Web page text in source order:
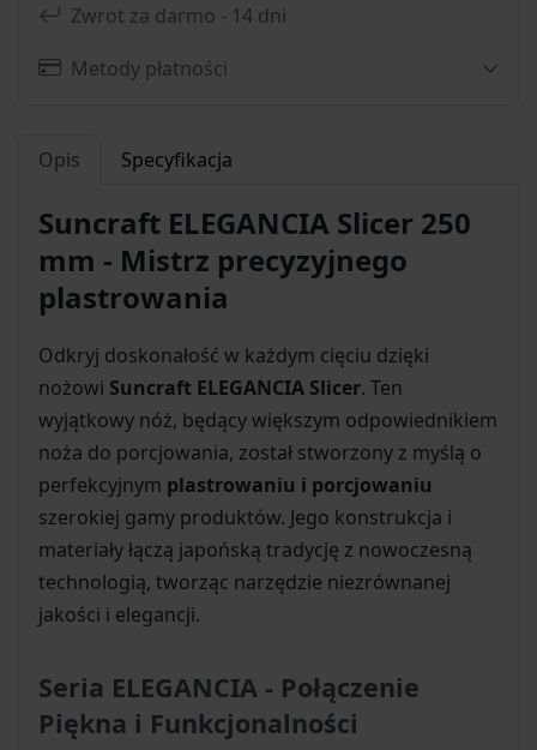
Zwrot za darmo - 14 dni
Metody płatności
Opis Specyfikacja
Suncraft ELEGANCIA Slicer 250
mm - Mistrz precyzyjnego
plastrowania
Odkryj doskonałość w każdym cięciu dzięki
nożowi Suncraft ELEGANCIA Slicer. Ten
wyjątkowy nóż, będący większym odpowiednikiem
noża do porcjowania, został stworzony z myślą o
perfekcyjnym plastrowaniu i porcjowaniu
szerokiej gamy produktów. Jego konstrukcja i
materiały łączą japońską tradycję z nowoczesną
technologią, tworząc narzędzie niezrównanej
jakości i elegancji.
Seria ELEGANCIA - Połączenie
Piękna i Funkcjonalności